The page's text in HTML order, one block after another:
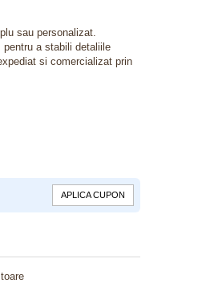
sau personalizat.
a stabili detaliile
si comercializat prin
APLICA CUPON